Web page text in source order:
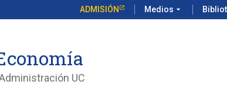
ADMISIÓN Medios arrow_drop_down
UC